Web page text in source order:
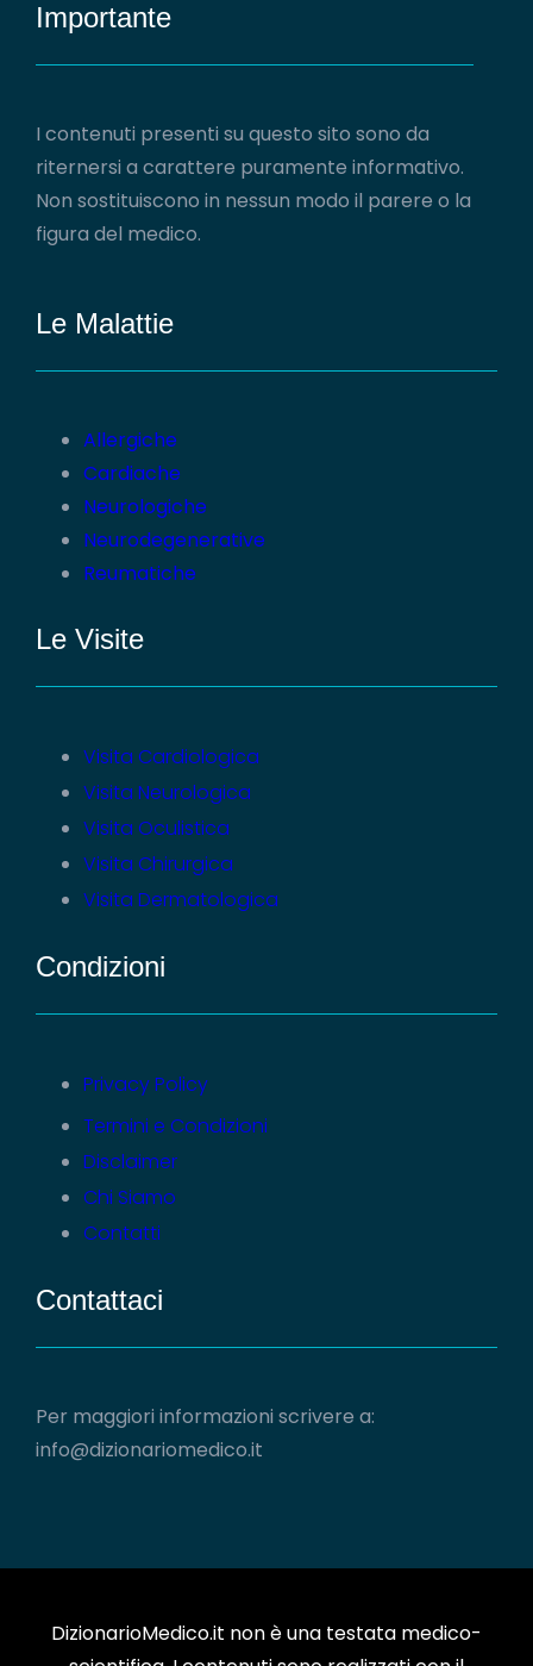
Importante
I contenuti presenti su questo sito sono da
riternersi a carattere puramente informativo.
Non sostituiscono in nessun modo il parere o la
figura del medico.
Le Malattie
Allergiche
Cardiache
Neurologiche
Neurodegenerative
Reumatiche
Le Visite
Visita Cardiologica
Visita Neurologica
Visita Oculistica
Visita Chirurgica
Visita Dermatologica
Condizioni
Privacy Policy
Termini e Condizioni
Disclaimer
Chi Siamo
Contatti
Contattaci
Per maggiori informazioni scrivere a:
info@dizionariomedico.it
DizionarioMedico.it non è una testata medico-